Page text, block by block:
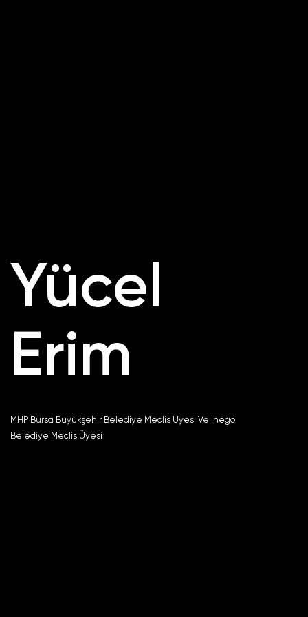
Yücel
Erim
MHP Bursa Büyükşehir Belediye Meclis Üyesi Ve İnegöl
Belediye Meclis Üyesi